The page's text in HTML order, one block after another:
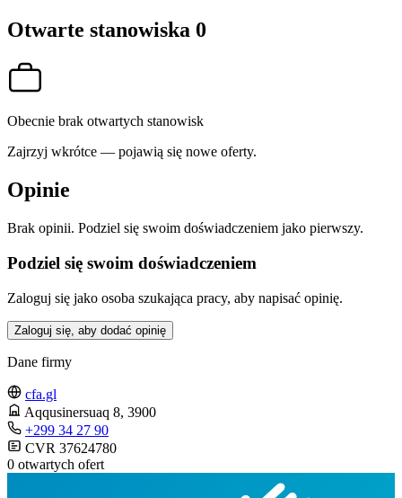
Otwarte stanowiska 0
Obecnie brak otwartych stanowisk
Zajrzyj wkrótce — pojawią się nowe oferty.
Opinie
Brak opinii. Podziel się swoim doświadczeniem jako pierwszy.
Podziel się swoim doświadczeniem
Zaloguj się jako osoba szukająca pracy, aby napisać opinię.
Zaloguj się, aby dodać opinię
Dane firmy
cfa.gl
Aqqusinersuaq 8, 3900
+299 34 27 90
CVR 37624780
0 otwartych ofert